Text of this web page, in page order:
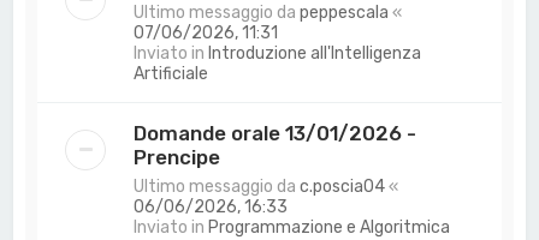
Ultimo messaggio dapeppescala «
07/06/2026, 11:31
Inviato in Introduzione all'Intelligenza
Artificiale
Domande orale 13/01/2026 -
Prencipe
Ultimo messaggio dac.poscia04«
06/06/2026, 16:33
Inviato in Programmazione e Algoritmica